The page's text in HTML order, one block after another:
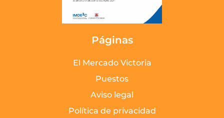
Páginas
El Mercado Victoria
Puestos
Aviso legal
Política de privacidad